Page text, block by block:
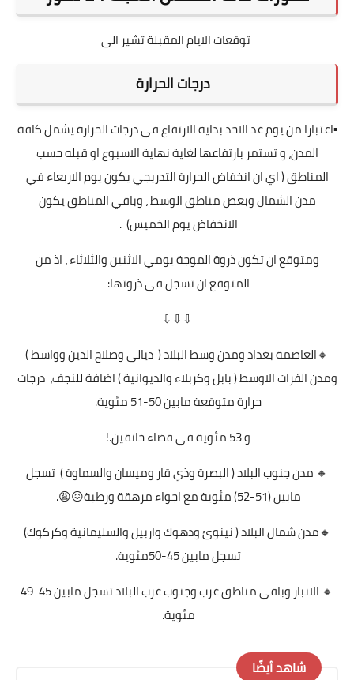
توقعات الايام المقبلة تشير الى
درجات الحرارة
▪اعتبارا من يوم غد الاحد بداية الارتفاع في درجات الحرارة يشمل كافة
المدن، و تستمر بارتفاعها لغاية نهاية الاسبوع او قبله حسب
المناطق ( اي ان انخفاض الحرارة التدريجي يكون يوم الاربعاء في
مدن الشمال وبعض مناطق الوسط ، وباقي المناطق يكون
الانخفاض يوم الخميس) .
ومتوقع ان تكون ذروة الموجة يومي الاثنين والثلاثاء ، اذ من
المتوقع ان تسجل في ذروتها:
⇩⇩⇩
🔸العاصمة بغداد ومدن وسط البلاد ( ديالى وصلاح الدين وواسط )
ومدن الفرات الاوسط ( بابل وكربلاء والديوانية ) اضافة للنجف، درجات
حرارة متوقعة مابين 50-51 مئوية.
و 53 مئوية في قضاء خانقين.!
🔸 مدن جنوب البلاد ( البصرة وذي قار وميسان والسماوة ) تسجل
مابين (51-52) مئوية مع اجواء مرهقة ورطبة😖😩.
🔸مدن شمال البلاد ( نينوئ ودهوك واربيل والسليمانية وكركوك)
تسجل مابين 45-50مئوية.
🔸 الانبار وباقي مناطق غرب وجنوب غرب البلاد تسجل مابين 45-49
مئوية.
شاهد أيضًا